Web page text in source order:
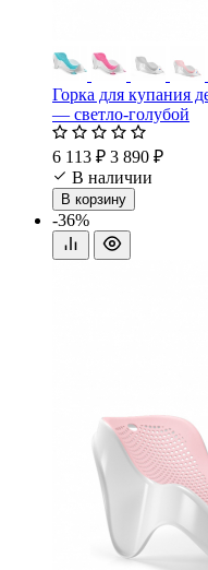
Горка для купания
— светло-голубой
6 113 ₽ 3 890 ₽
В наличии
В корзину
-36%